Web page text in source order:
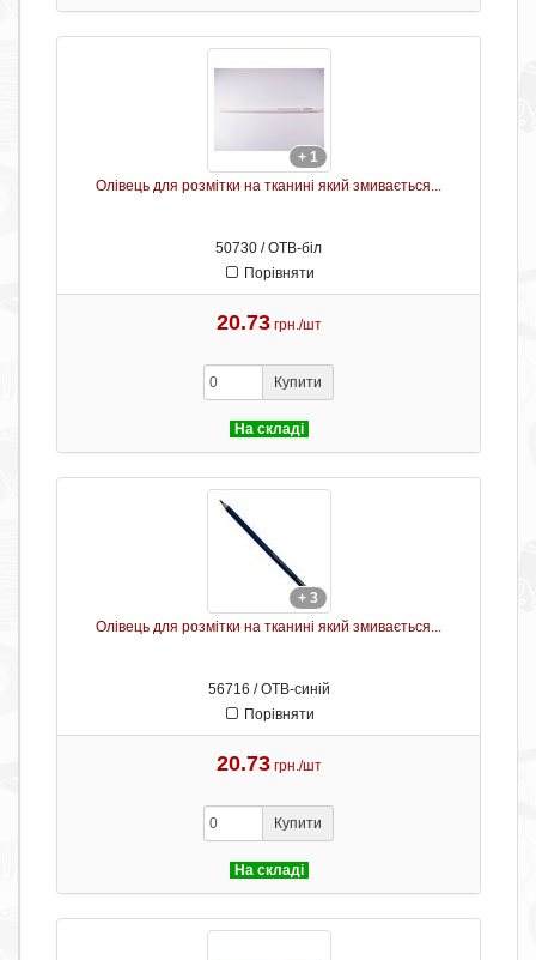
+ 1
Олівець для розмітки на тканині який змивається...
50730 / ОТB-біл
Порівняти
20.73 грн./шт
Купити
На складі
+ 3
Олівець для розмітки на тканині який змивається...
56716 / ОТB-синій
Порівняти
20.73 грн./шт
Купити
На складі